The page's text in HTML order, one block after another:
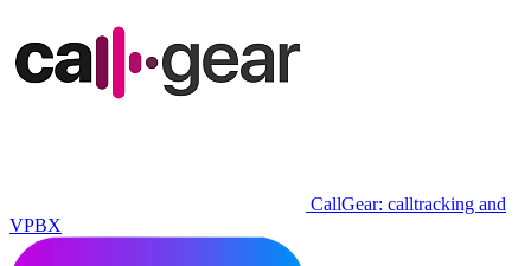
CallGear: calltracking and
VPBX